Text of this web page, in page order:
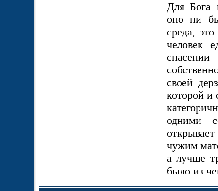
Для Бога
оно ни
среда,
человек
своей
которой и
одними
чужим
а лучше
было из